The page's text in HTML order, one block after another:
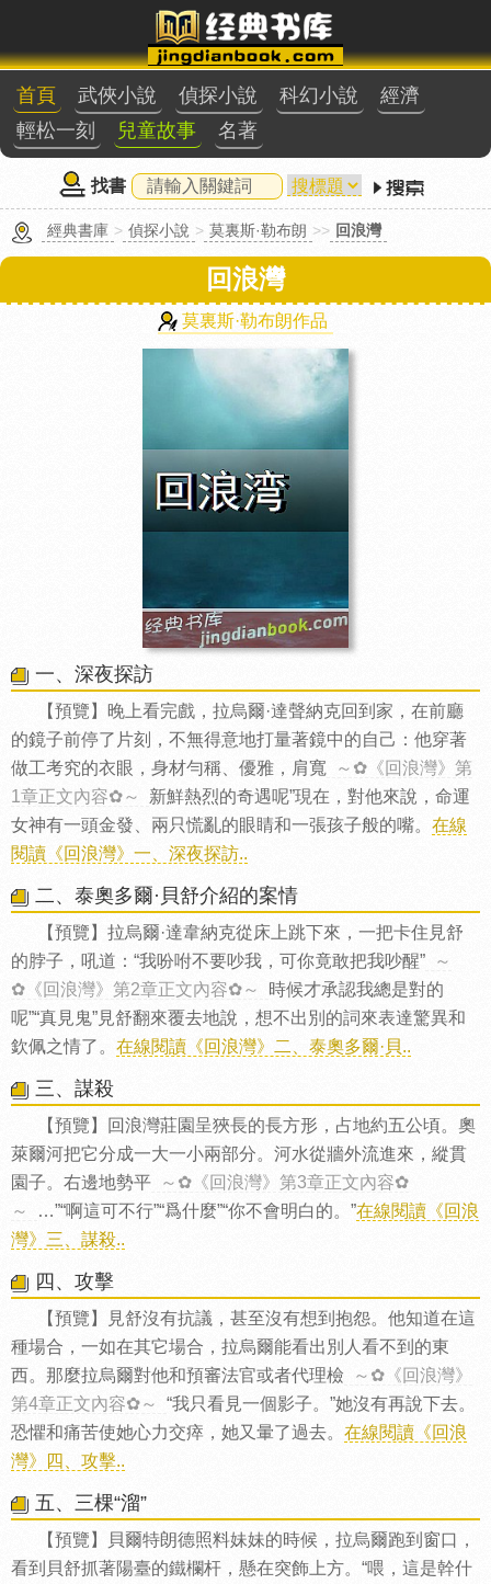
首頁 武俠小說 偵探小說 科幻小說
經濟
輕松一刻
兒童故事 名著
找書
經典書庫 > 偵探小說 > 莫裏斯·勒布朗 >> 回浪灣
回浪灣
莫裏斯·勒布朗作品
一、深夜探訪
【預覽】晚上看完戲，拉烏爾·達聲納克回到家，在前廳
的鏡子前停了片刻，不無得意地打量著鏡中的自己：他穿著
做工考究的衣眼，身材勻稱、優雅，肩寬
～✿《回浪灣》第
1章正文內容✿～
新鮮熱烈的奇遇呢”現在，對他來說，命運
女神有一頭金發、兩只慌亂的眼睛和一張孩子般的嘴。 在線
閱讀《回浪灣》一、深夜探訪..
二、泰奧多爾·貝舒介紹的案情
【預覽】拉烏爾·達韋納克從床上跳下來，一把卡住見舒
的脖子，吼道：“我吩咐不要吵我，可你竟敢把我吵醒”
～
✿《回浪灣》第2章正文內容✿～
時候才承認我總是對的
呢”“真見鬼”見舒翻來覆去地說，想不出別的詞來表達驚異和
欽佩之情了。 在線閱讀《回浪灣》二、泰奧多爾·貝..
三、謀殺
【預覽】回浪灣莊園呈狹長的長方形，占地約五公頃。奧
萊爾河把它分成一大一小兩部分。河水從牆外流進來，縱貫
園子。右邊地勢平
～✿《回浪灣》第3章正文內容✿
～
…”“啊這可不行”“爲什麼”“你不會明白的。”在線閱讀《回浪
灣》三、謀殺..
四、攻擊
【預覽】見舒沒有抗議，甚至沒有想到抱怨。他知道在這
種場合，一如在其它場合，拉烏爾能看出別人看不到的東
西。那麼拉烏爾對他和預審法官或者代理檢
～✿《回浪灣》
第4章正文內容✿～
“我只看見一個影子。”她沒有再說下去。
恐懼和痛苦使她心力交瘁，她又暈了過去。 在線閱讀《回浪
灣》四、攻擊..
五、三棵“溜”
【預覽】貝爾特朗德照料妹妹的時候，拉烏爾跑到窗口，
看到貝舒抓著陽臺的鐵欄杆，懸在突飾上方。“喂，這是幹什